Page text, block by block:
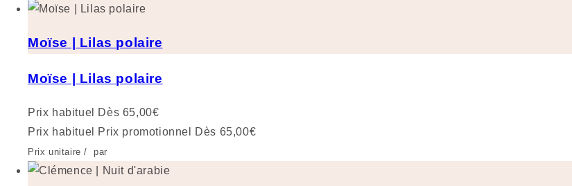
Moïse | Lilas polaire
Moïse | Lilas polaire
Prix habituel
Dès 65,00€
Prix habituel
Prix promotionnel Dès 65,00€
Prix unitaire / par